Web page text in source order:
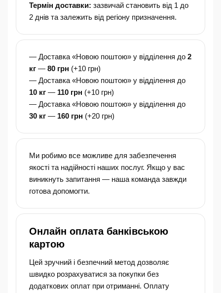
Термін доставки: зазвичай становить від 1 до
2 днів та залежить від регіону призначення.
— Доставка «Новою поштою» у відділення до 2
кг — 80 грн (+10 грн)
— Доставка «Новою поштою» у відділення до
10 кг — 110 грн (+10 грн)
— Доставка «Новою поштою» у відділення до
30 кг — 160 грн (+20 грн)
Ми робимо все можливе для забезпечення
якості та надійності наших послуг. Якщо у вас
виникнуть запитання — наша команда завжди
готова допомогти.
Онлайн оплата банківською
картою
Цей зручний і безпечний метод дозволяє
швидко розрахуватися за покупки без
додаткових оплат при отриманні. Оплату